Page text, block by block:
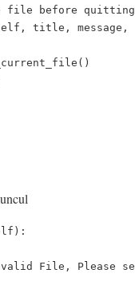
file before
title,
File, Please